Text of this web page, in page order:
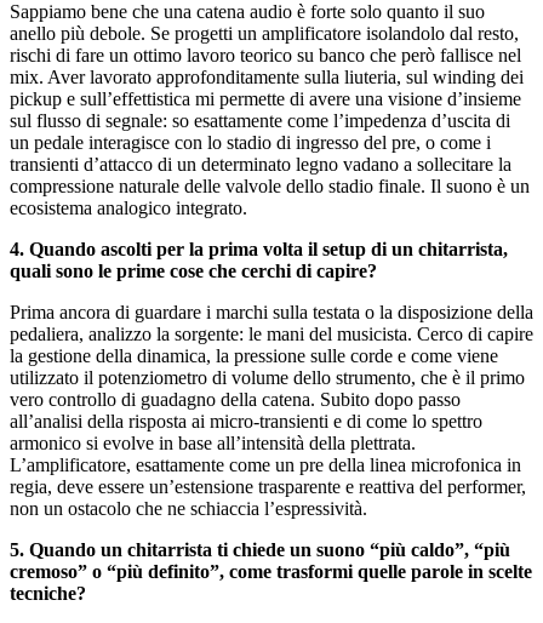
Sappiamo bene che una catena audio è forte solo quanto il suo
anello più debole. Se progetti un amplificatore isolandolo dal resto,
rischi di fare un ottimo lavoro teorico su banco che però fallisce nel
mix. Aver lavorato approfonditamente sulla liuteria, sul winding dei
pickup e sull’effettistica mi permette di avere una visione d’insieme
sul flusso di segnale: so esattamente come l’impedenza d’uscita di
un pedale interagisce con lo stadio di ingresso del pre, o come i
transienti d’attacco di un determinato legno vadano a sollecitare la
compressione naturale delle valvole dello stadio finale. Il suono è un
ecosistema analogico integrato.
4. Quando ascolti per la prima volta il setup di un chitarrista,
quali sono le prime cose che cerchi di capire?
Prima ancora di guardare i marchi sulla testata o la disposizione della
pedaliera, analizzo la sorgente: le mani del musicista. Cerco di capire
la gestione della dinamica, la pressione sulle corde e come viene
utilizzato il potenziometro di volume dello strumento, che è il primo
vero controllo di guadagno della catena. Subito dopo passo
all’analisi della risposta ai micro-transienti e di come lo spettro
armonico si evolve in base all’intensità della plettrata.
L’amplificatore, esattamente come un pre della linea microfonica in
regia, deve essere un’estensione trasparente e reattiva del performer,
non un ostacolo che ne schiaccia l’espressività.
5. Quando un chitarrista ti chiede un suono “più caldo”, “più
cremoso” o “più definito”, come trasformi quelle parole in scelte
tecniche?